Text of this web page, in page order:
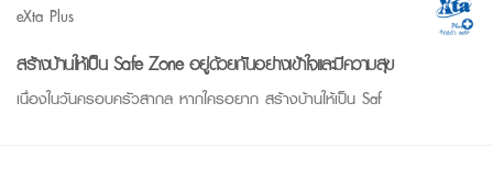
eXta Plus
สร้างบ้านให้เป็น Safe Zone อยู่ด้วยกันอย่างเข้าใจและมีความสุข
เนื่องในวันครอบครัวสากล หากใครอยาก สร้างบ้านให้เป็น Saf